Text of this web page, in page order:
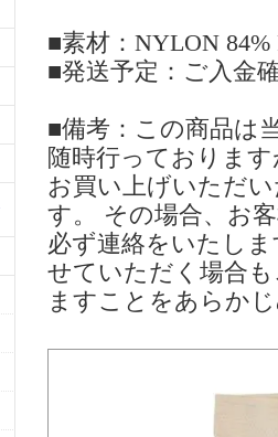
■素材：NYLON 84%
■発送予定：ご入金
■備考：この商品は
随時行っておりま
お買い上げいただ
す。 その場合、お
必ず連絡をいたし
せていただく場合
ますことをあらか